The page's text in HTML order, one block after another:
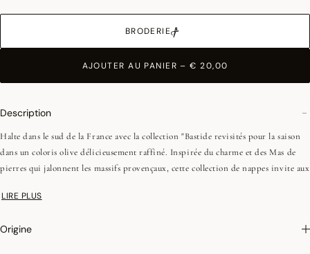
BRODERIE
AJOUTER AU PANIER–€ 20,00
Description
Halte dans le sud de la France avec la collection "Bastide revisités pour la saison
dans un coloris olive délicieusement raffiné. Inspirée du charme et des Mas de
pierres qui jalonnent les massifs provençaux, cette collection de nappes invite aux
Pour limiter le rétrécissement du coton au lavage, Le Jacquard Français applique
naturel au lavage. Notre coton reste stable dans le temps et nos tissus conservent
LIRE PLUS
Origine